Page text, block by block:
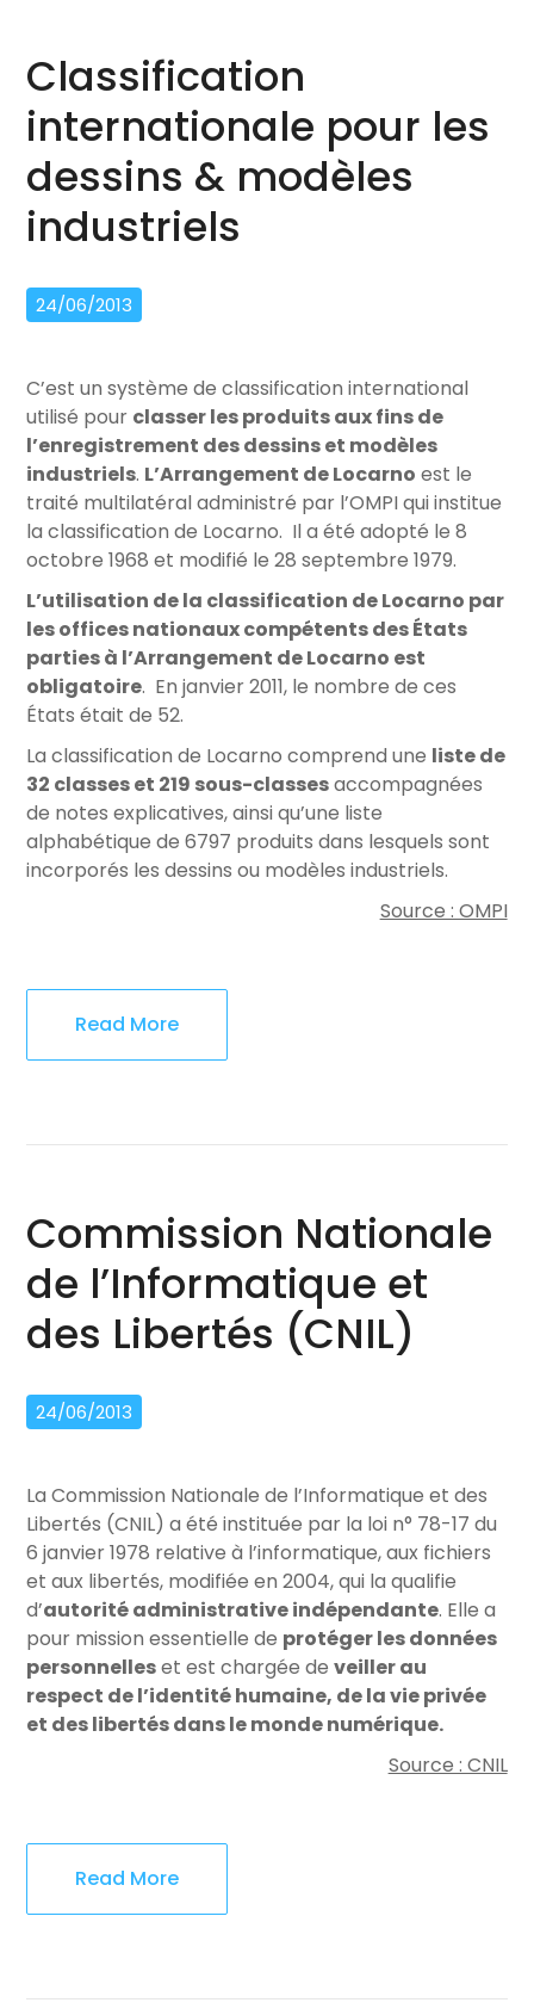
Classification
internationale pour les
dessins & modèles
industriels
24/06/2013
C’est un système de classification international
utilisé pour classer les produits aux fins de
l’enregistrement des dessins et modèles
industriels. L’Arrangement de Locarno est le
traité multilatéral administré par l’OMPI qui institue
la classification de Locarno. Il a été adopté le 8
octobre 1968 et modifié le 28 septembre 1979.
L’utilisation de la classification de Locarno par
les offices nationaux compétents des États
parties à l’Arrangement de Locarno est
obligatoire. En janvier 2011, le nombre de ces
États était de 52.
La classification de Locarno comprend une liste de
32 classes et 219 sous-classesaccompagnées
de notes explicatives, ainsi qu’une liste
alphabétique de 6797 produits dans lesquels sont
incorporés les dessins ou modèles industriels.
Source : OMPI
Read More
Commission Nationale
de l’Informatique et
des Libertés (CNIL)
24/06/2013
La Commission Nationale de l’Informatique et des
Libertés (CNIL) a été instituée par la loi n° 78-17 du
6 janvier 1978 relative à l’informatique, aux fichiers
et aux libertés, modifiée en 2004, qui la qualifie
d’autorité administrative indépendante. Elle a
pour mission essentielle de protéger les données
personnelleset est chargée deveiller au
respect de l’identité humaine, de la vie privée
et des libertés dans le monde numérique.
Source : CNIL
Read More